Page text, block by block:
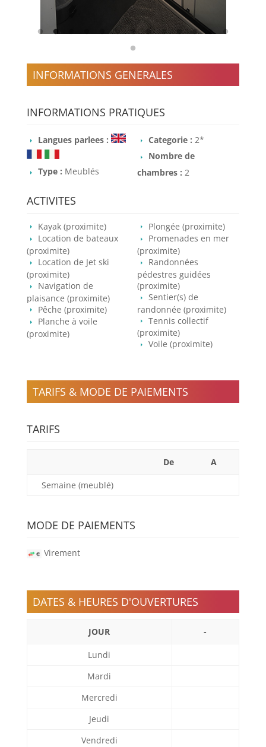
INFORMATIONS GENERALES
INFORMATIONS PRATIQUES
Langues parlees :
Type : Meublés
Categorie : 2*
Nombre de
chambres : 2
ACTIVITES
Kayak (proximite)
Location de bateaux
(proximite)
Location de Jet ski
(proximite)
Navigation de
plaisance (proximite)
Pêche (proximite)
Planche à voile
(proximite)
Plongée (proximite)
Promenades en mer
(proximite)
Randonnées
pédestres guidées
(proximite)
Sentier(s) de
randonnée (proximite)
Tennis collectif
(proximite)
Voile (proximite)
TARIFS & MODE DE PAIEMENTS
TARIFS
De A
Semaine (meublé)
MODE DE PAIEMENTS
Virement
DATES & HEURES D'OUVERTURES
JOUR -
Lundi
Mardi
Mercredi
Jeudi
Vendredi